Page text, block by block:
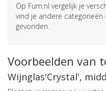
Op Furn.nl vergelijk je
vind je andere
gevonden.
Voorbeelden van
Wijnglas'Crystal',